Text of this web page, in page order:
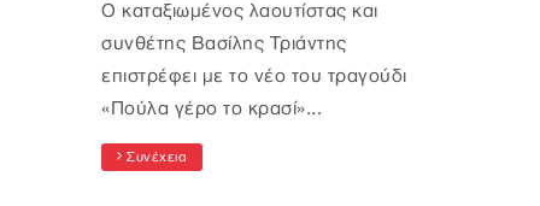
Ο καταξιωμένος λαουτίστας και
συνθέτης Βασίλης Τριάντης
επιστρέφει με το νέο του τραγούδι
«Πούλα γέρο το κρασί»...
Συνέχεια